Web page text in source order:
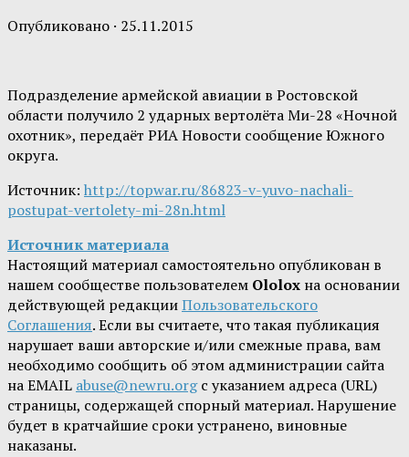
Опубликовано · 25.11.2015
Подразделение армейской авиации в Ростовской
области получило 2 ударных вертолёта Ми-28 «Ночной
охотник», передаёт РИА Новости сообщение Южного
округа.
Источник: http://topwar.ru/86823-v-yuvo-nachali-
postupat-vertolety-mi-28n.html
Источник материала
Настоящий материал самостоятельно опубликован в
нашем сообществе пользователем Ololox на основании
действующей редакцииПользовательского
Соглашения. Если вы считаете, что такая публикация
нарушает ваши авторские и/или смежные права, вам
необходимо сообщить об этом администрации сайта
на EMAIL abuse@newru.orgс указанием адреса (URL)
страницы, содержащей спорный материал. Нарушение
будет в кратчайшие сроки устранено, виновные
наказаны.